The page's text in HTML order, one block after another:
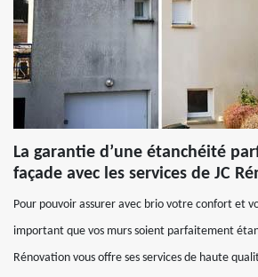
La garantie d’une étanchéité
façade avec les services de JC
Pour pouvoir assurer avec brio votre confort et
important que vos murs soient parfaitement
Rénovation vous offre ses services de haute